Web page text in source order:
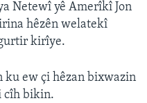
Netewî yê Amerîkî Jon
hêzên welatekî
kirîye.
ku ew çi hêzan bixwazin
cîh bikin.